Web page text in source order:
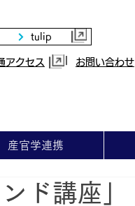
tulip
アクセス お問い合わせ
産官学連携
ド講座」